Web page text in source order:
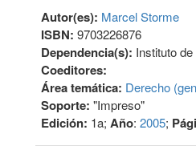
Autor(es): Marcel Storme
ISBN:9703226876
Dependencia(s): Instituto
Coeditores:
Área temática: Derecho
Soporte: "Impreso"
Edición: 1a;Año:2005;